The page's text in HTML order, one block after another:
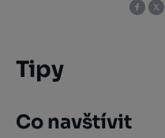
Tipy
Co navštívit